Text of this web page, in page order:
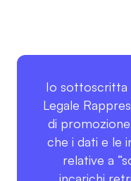
Io sottoscritta
Legale
di
che i dati e le
relative a